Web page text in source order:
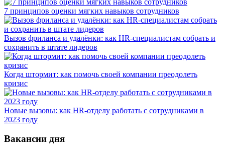
7 принципов оценки мягких навыков сотрудников
Вызов фриланса и удалёнки: как HR-специалистам собрать и
сохранить в штате лидеров
Когда штормит: как помочь своей компании преодолеть
кризис
Новые вызовы: как HR-отделу работать с сотрудниками в
2023 году
Вакансии дня